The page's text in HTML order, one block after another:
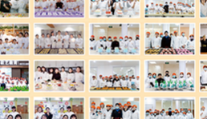
饮
调